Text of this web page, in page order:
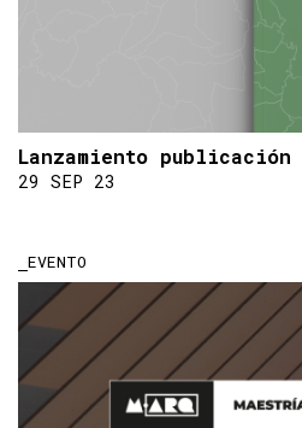
Lanzamiento
29 SEP 23
EVENTO